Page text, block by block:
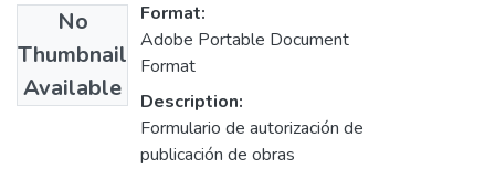
No
Thumbnail
Available
Format:
Adobe Portable Document
Format
Description:
Formulario de autorización de
publicación de obras